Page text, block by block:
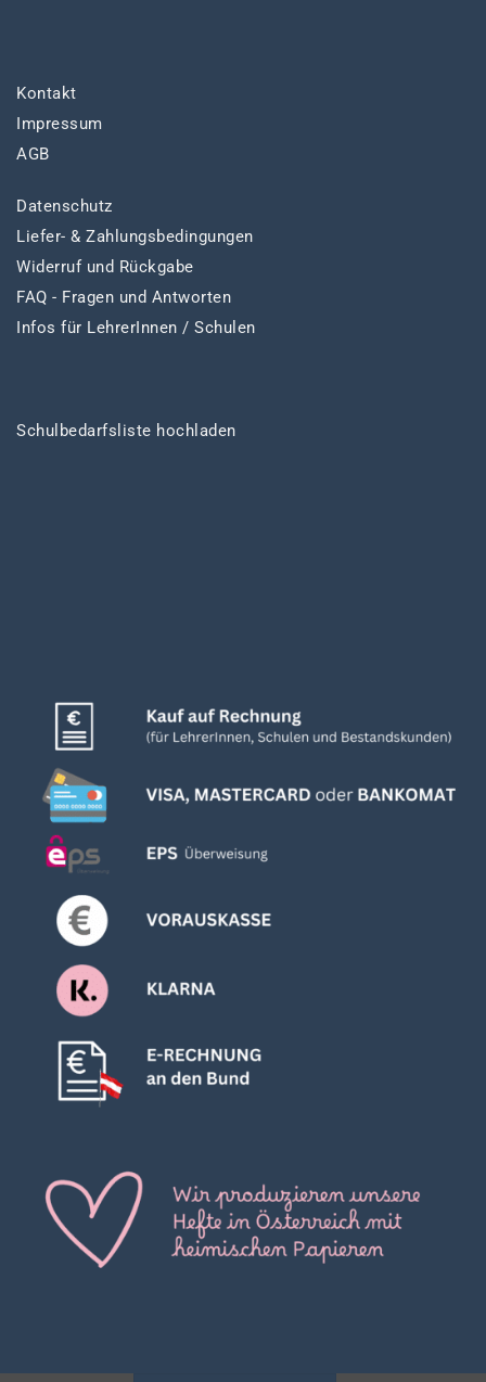
Kontakt
Impressum
AGB
Datenschutz
Liefer- & Zahlungsbedingungen
Widerruf und Rückgabe
FAQ - Fragen und Antworten
Infos für LehrerInnen / Schulen
Schulbedarfsliste hochladen